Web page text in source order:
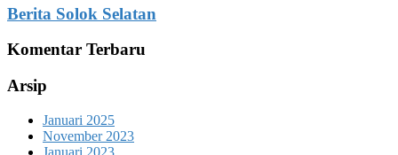
Berita Solok Selatan
Komentar Terbaru
Arsip
Januari 2025
November 2023
Januari 2023